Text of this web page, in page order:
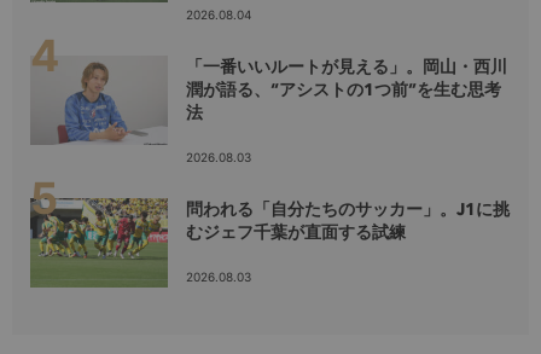
2026.08.04
「一番いいルートが見える」。岡山・西川
潤が語る、“アシストの1つ前”を生む思考
法
2026.08.03
問われる「自分たちのサッカー」。J1に挑
むジェフ千葉が直面する試練
2026.08.03